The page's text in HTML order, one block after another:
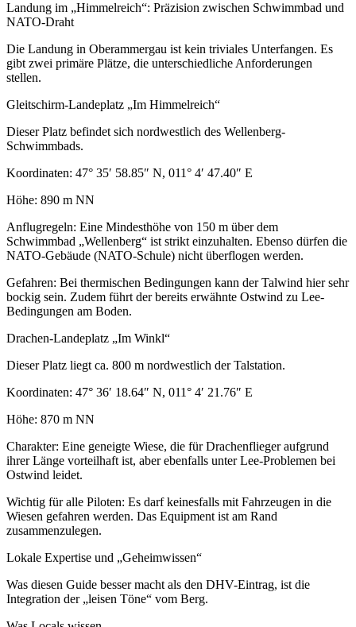
Landung im „Himmelreich“: Präzision zwischen Schwimmbad und
NATO-Draht
Die Landung in Oberammergau ist kein triviales Unterfangen. Es
gibt zwei primäre Plätze, die unterschiedliche Anforderungen
stellen.
Gleitschirm-Landeplatz „Im Himmelreich“
Dieser Platz befindet sich nordwestlich des Wellenberg-
Schwimmbads.
Koordinaten: 47° 35′ 58.85″ N, 011° 4′ 47.40″ E
Höhe: 890 m NN
Anflugregeln: Eine Mindesthöhe von 150 m über dem
Schwimmbad „Wellenberg“ ist strikt einzuhalten. Ebenso dürfen die
NATO-Gebäude (NATO-Schule) nicht überflogen werden.
Gefahren: Bei thermischen Bedingungen kann der Talwind hier sehr
bockig sein. Zudem führt der bereits erwähnte Ostwind zu Lee-
Bedingungen am Boden.
Drachen-Landeplatz „Im Winkl“
Dieser Platz liegt ca. 800 m nordwestlich der Talstation.
Koordinaten: 47° 36′ 18.64″ N, 011° 4′ 21.76″ E
Höhe: 870 m NN
Charakter: Eine geneigte Wiese, die für Drachenflieger aufgrund
ihrer Länge vorteilhaft ist, aber ebenfalls unter Lee-Problemen bei
Ostwind leidet.
Wichtig für alle Piloten: Es darf keinesfalls mit Fahrzeugen in die
Wiesen gefahren werden. Das Equipment ist am Rand
zusammenzulegen.
Lokale Expertise und „Geheimwissen“
Was diesen Guide besser macht als den DHV-Eintrag, ist die
Integration der „leisen Töne“ vom Berg.